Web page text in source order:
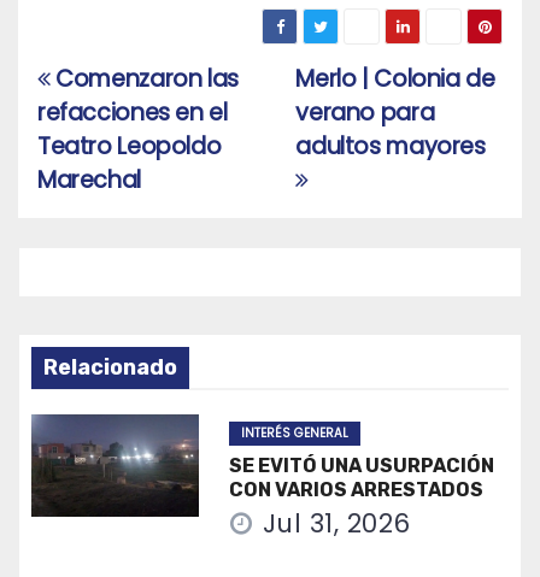
Navegación
de
entradas
Merlo | Colonia de
verano para
adultos mayores
Comenzaron las
refacciones en el
Teatro Leopoldo
Marechal
Relacionado
INTERÉS GENERAL
SE EVITÓ UNA USURPACIÓN
CON VARIOS ARRESTADOS
Jul 31, 2026